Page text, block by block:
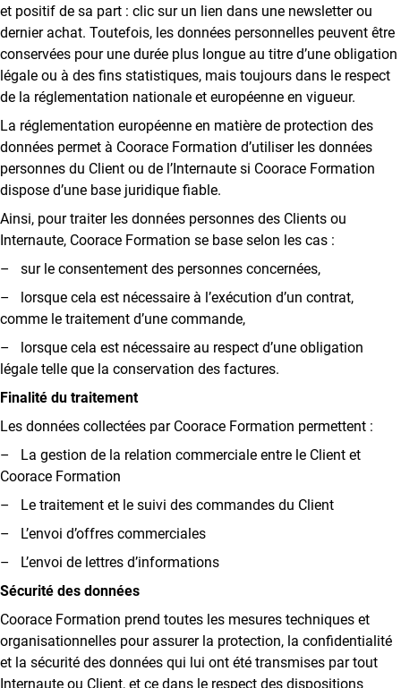
et positif de sa part : clic sur un lien dans une newsletter ou
dernier achat. Toutefois, les données personnelles peuvent être
conservées pour une durée plus longue au titre d’une obligation
légale ou à des fins statistiques, mais toujours dans le respect
de la réglementation nationale et européenne en vigueur.
La réglementation européenne en matière de protection des
données permet à Coorace Formation d’utiliser les données
personnes du Client ou de l’Internaute si Coorace Formation
dispose d’une base juridique fiable.
Ainsi, pour traiter les données personnes des Clients ou
Internaute, Coorace Formation se base selon les cas :
– sur le consentement des personnes concernées,
– lorsque cela est nécessaire à l’exécution d’un contrat,
comme le traitement d’une commande,
– lorsque cela est nécessaire au respect d’une obligation
légale telle que la conservation des factures.
Finalité du traitement
Les données collectées par Coorace Formation permettent :
– La gestion de la relation commerciale entre le Client et
Coorace Formation
– Le traitement et le suivi des commandes du Client
– L’envoi d’offres commerciales
– L’envoi de lettres d’informations
Sécurité des données
Coorace Formation prend toutes les mesures techniques et
organisationnelles pour assurer la protection, la confidentialité
et la sécurité des données qui lui ont été transmises par tout
Internaute ou Client, et ce dans le respect des dispositions